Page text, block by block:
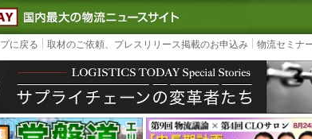
LOGISTICS TODAY｜国内最大の物流ニュースサイ
3PL,
に戻る 取材のご依頼、プレスリリース掲載のお申込み 物流セミナ